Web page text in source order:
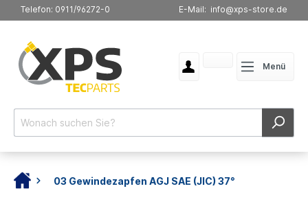
Telefon: 0911/96272-0 E-Mail: info@xps-store.de
Menü
03 Gewindezapfen AGJ SAE (JIC) 37°